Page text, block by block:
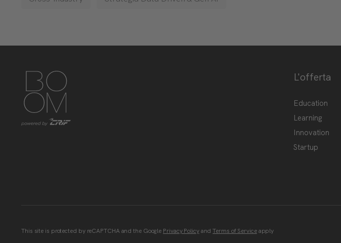
L'offerta
Education
Learning
Innovation
Startup
https://www.instagram.com/boom_knowledgehub/
https://www.linkedin.com/showcase/boom-knowledge-hub/
https://www.facebook.com/BoomKnowledgeHub
This site is protected by reCAPTCHA and the Google Privacy PolicyandTerms of Serviceapply